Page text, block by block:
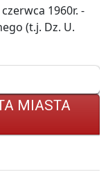
1960r. -
(t.j. Dz. U.
MIASTA